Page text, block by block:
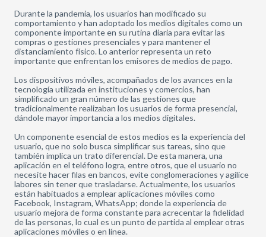
Durante la pandemia, los usuarios han modificado su
comportamiento y han adoptado los medios digitales como un
componente importante en su rutina diaria para evitar las
compras o gestiones presenciales y para mantener el
distanciamiento físico. Lo anterior representa un reto
importante que enfrentan los emisores de medios de pago.
Los dispositivos móviles, acompañados de los avances en la
tecnología utilizada en instituciones y comercios, han
simplificado un gran número de las gestiones que
tradicionalmente realizaban los usuarios de forma presencial,
dándole mayor importancia a los medios digitales.
Un componente esencial de estos medios es la experiencia del
usuario, que no solo busca simplificar sus tareas, sino que
también implica un trato diferencial. De esta manera, una
aplicación en el teléfono logra, entre otros, que el usuario no
necesite hacer filas en bancos, evite conglomeraciones y agilice
labores sin tener que trasladarse. Actualmente, los usuarios
están habituados a emplear aplicaciones móviles como
Facebook, Instagram, WhatsApp; donde la experiencia de
usuario mejora de forma constante para acrecentar la fidelidad
de las personas, lo cual es un punto de partida al emplear otras
aplicaciones móviles o en línea.